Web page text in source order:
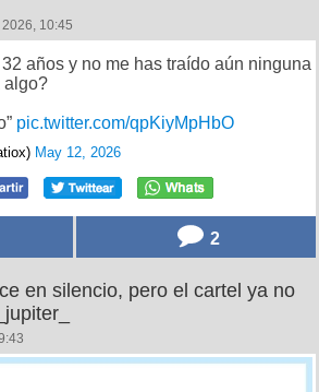
10:45
años y no me has traído aún ninguna
algo?
pic.twitter.com/qpKiyMpHbO
May 12, 2026
2
en silencio, pero el cartel ya no